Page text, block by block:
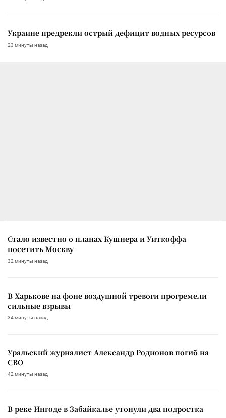
Украине предрекли острый дефицит водных ресурсов
23 минуты назад
Стало известно о планах Кушнера и Уиткоффа
посетить Москву
32 минуты назад
В Харькове на фоне воздушной тревоги прогремели
сильные взрывы
34 минуты назад
Уральский журналист Александр Родионов погиб на
СВО
42 минуты назад
В реке Ингоде в Забайкалье утонули два подростка